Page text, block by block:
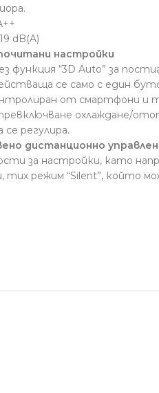
dB(A)
настройки
функция “3D Auto” за
се само с един
от смартфони и
охлаждане/
се регулира.
дистанционно
за настройки, като
режим “Silent”, който